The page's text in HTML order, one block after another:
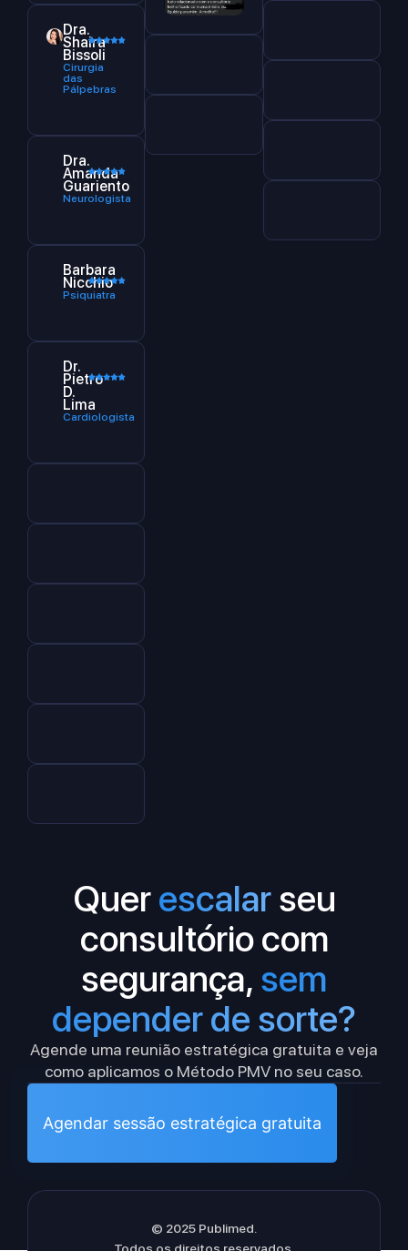
Dra.
Shaira
Bissoli
Cirurgia
das
Pálpebras
Dra.
Amanda
Guariento
Neurologista
Barbara
Nicchio
Psiquiatra
Dr.
Pietro
D.
Lima
Cardiologista
Querescalarseu
consultório com
segurança, sem
depender de sorte?
Agende uma reunião estratégica gratuita e veja
como aplicamos o Método PMV no seu caso.
Agendar sessão estratégica gratuita
© 2025 Publimed.